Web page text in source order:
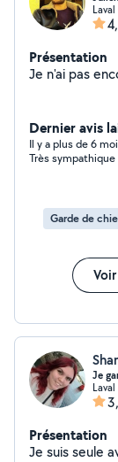
Présentation
Dernier avis
Il y a plus de 6
Très sympathique
Garde de
Je
Présentation
Je suis seule